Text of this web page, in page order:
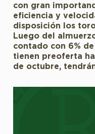
con gran
eficiencia y
disposición los
Luego del
contado con 6%
tienen preoferta
de octubre,